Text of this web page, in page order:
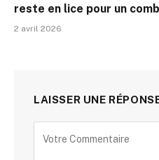
reste en lice pour un
2 avril 2026
LAISSER UNE